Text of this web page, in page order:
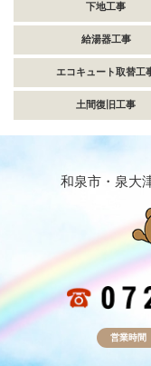
下地工事
給湯器工事
エコキュート取替工
土間復旧工事
和泉市・泉大
営業時間